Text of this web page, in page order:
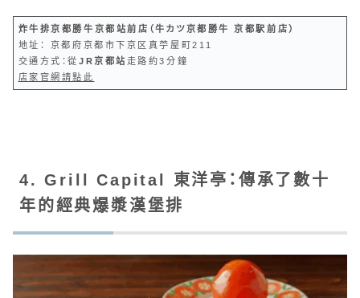
炸牛排京都勝牛京都站前店（牛カツ京都勝牛 京都駅前店）
地址： 京都府京都市下京区真苧屋町211
交通方式：從 JR京都站走路約3分鐘
店家官網請點此
4. Grill Capital 東洋亭：傳承了數十
年的經典爆漿漢堡排